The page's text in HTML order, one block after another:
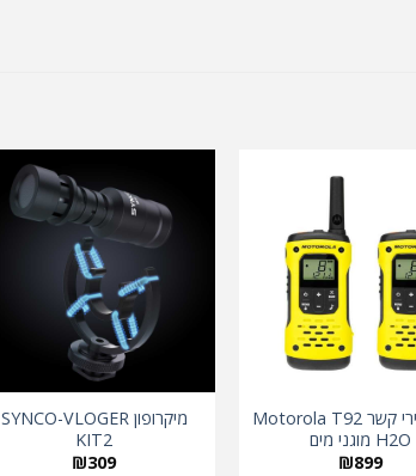
זוג מכשירי קשר Motorola T92
H2O מוגני מים
₪899
מיקרופון SYNCO-VLOGER
KIT2
₪309